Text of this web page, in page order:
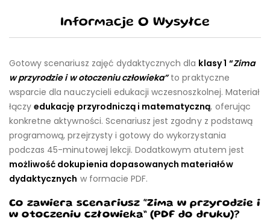
Informacje O Wysyłce
Gotowy scenariusz zajęć dydaktycznych dla klasy 1 “Zima
w przyrodzie i w otoczeniu człowieka”to praktyczne
wsparcie dla nauczycieli edukacji wczesnoszkolnej. Materiał
łączyedukację przyrodniczą i matematyczną, oferując
konkretne aktywności. Scenariusz jest zgodny z podstawą
programową, przejrzysty i gotowy do wykorzystania
podczas 45-minutowej lekcji. Dodatkowym atutem jest
możliwość dokupienia dopasowanych materiałów
dydaktycznych w formacie PDF.
Co zawiera scenariusz “Zima w przyrodzie i
w otoczeniu człowieka” (PDF do druku)?